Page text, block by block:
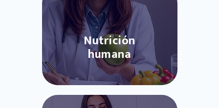
Nutrición
humana